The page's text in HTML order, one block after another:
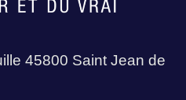
45800 Saint Jean de